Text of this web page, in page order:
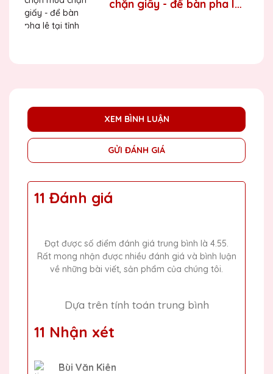
chặn giấy - để bàn pha lê
XEM BÌNH LUẬN
GỬI ĐÁNH GIÁ
11 Đánh giá
Đạt được số điểm đánh giá trung bình là 4.55.
Rất mong nhận được nhiều đánh giá và bình luận
về những bài viết, sản phẩm của chúng tôi.
Dựa trên tính toán trung bình
11 Nhận xét
Bùi Văn Kiên